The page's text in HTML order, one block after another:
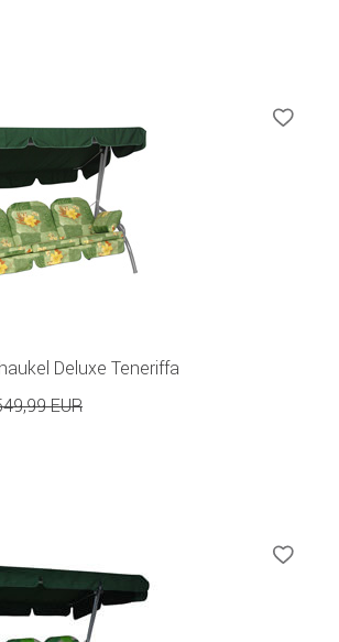
Deluxe Teneriffa
EUR